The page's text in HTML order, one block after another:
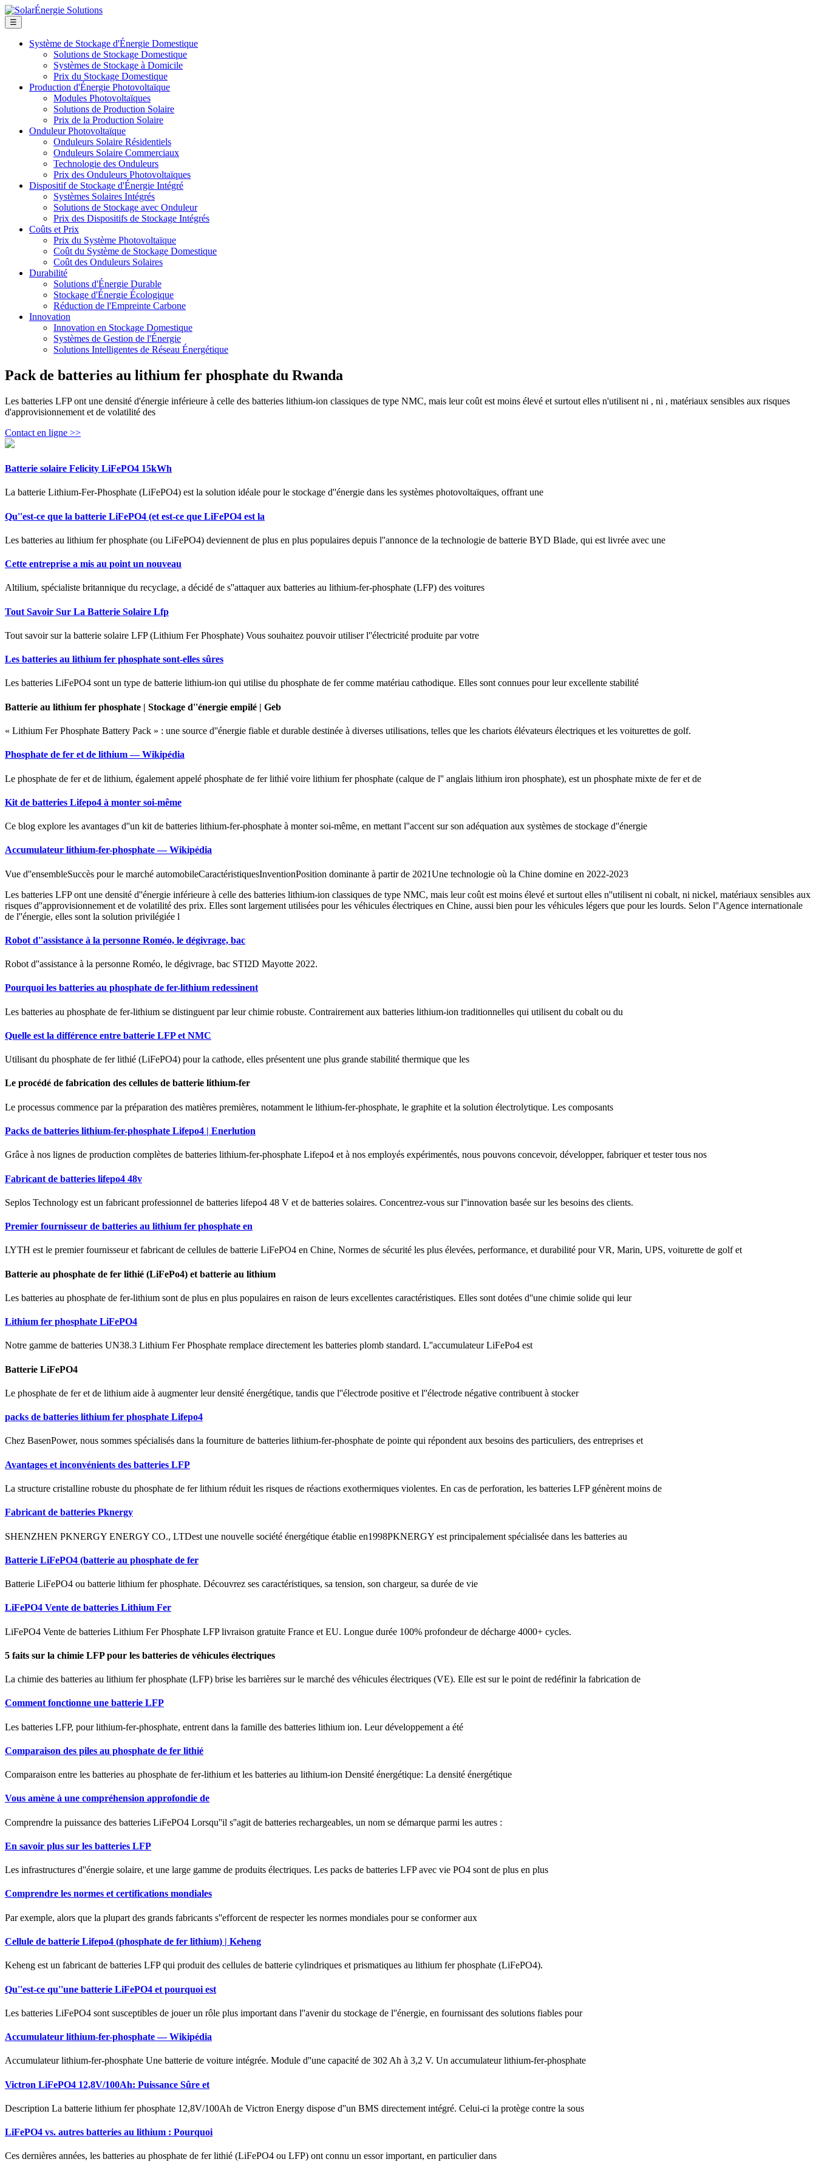
☰
Système de Stockage d'Énergie Domestique
Solutions de Stockage Domestique
Systèmes de Stockage à Domicile
Prix du Stockage Domestique
Production d'Énergie Photovoltaïque
Modules Photovoltaïques
Solutions de Production Solaire
Prix de la Production Solaire
Onduleur Photovoltaïque
Onduleurs Solaire Résidentiels
Onduleurs Solaire Commerciaux
Technologie des Onduleurs
Prix des Onduleurs Photovoltaïques
Dispositif de Stockage d'Énergie Intégré
Systèmes Solaires Intégrés
Solutions de Stockage avec Onduleur
Prix des Dispositifs de Stockage Intégrés
Coûts et Prix
Prix du Système Photovoltaïque
Coût du Système de Stockage Domestique
Coût des Onduleurs Solaires
Durabilité
Solutions d'Énergie Durable
Stockage d'Énergie Écologique
Réduction de l'Empreinte Carbone
Innovation
Innovation en Stockage Domestique
Systèmes de Gestion de l'Énergie
Solutions Intelligentes de Réseau Énergétique
Pack de batteries au lithium fer phosphate du Rwanda
Les batteries LFP ont une densité d'énergie inférieure à celle des batteries lithium-ion classiques de type NMC, mais leur coût est moins élevé et surtout elles n'utilisent ni , ni , matériaux sensibles aux risques
d'approvisionnement et de volatilité des
Contact en ligne >>
Batterie solaire Felicity LiFePO4 15kWh
La batterie Lithium-Fer-Phosphate (LiFePO4) est la solution idéale pour le stockage d''énergie dans les systèmes photovoltaïques, offrant une
Qu''est-ce que la batterie LiFePO4 (et est-ce que LiFePO4 est la
Les batteries au lithium fer phosphate (ou LiFePO4) deviennent de plus en plus populaires depuis l''annonce de la technologie de batterie BYD Blade, qui est livrée avec une
Cette entreprise a mis au point un nouveau
Altilium, spécialiste britannique du recyclage, a décidé de s''attaquer aux batteries au lithium-fer-phosphate (LFP) des voitures
Tout Savoir Sur La Batterie Solaire Lfp
Tout savoir sur la batterie solaire LFP (Lithium Fer Phosphate) Vous souhaitez pouvoir utiliser l''électricité produite par votre
Les batteries au lithium fer phosphate sont-elles sûres
Les batteries LiFePO4 sont un type de batterie lithium-ion qui utilise du phosphate de fer comme matériau cathodique. Elles sont connues pour leur excellente stabilité
Batterie au lithium fer phosphate | Stockage d''énergie empilé | Geb
« Lithium Fer Phosphate Battery Pack » : une source d''énergie fiable et durable destinée à diverses utilisations, telles que les chariots élévateurs électriques et les voiturettes de golf.
Phosphate de fer et de lithium — Wikipédia
Le phosphate de fer et de lithium, également appelé phosphate de fer lithié voire lithium fer phosphate (calque de l'' anglais lithium iron phosphate), est un phosphate mixte de fer et de
Kit de batteries Lifepo4 à monter soi-même
Ce blog explore les avantages d''un kit de batteries lithium-fer-phosphate à monter soi-même, en mettant l''accent sur son adéquation aux systèmes de stockage d''énergie
Accumulateur lithium-fer-phosphate — Wikipédia
Vue d''ensembleSuccès pour le marché automobileCaractéristiquesInventionPosition dominante à partir de 2021Une technologie où la Chine domine en 2022-2023
Les batteries LFP ont une densité d''énergie inférieure à celle des batteries lithium-ion classiques de type NMC, mais leur coût est moins élevé et surtout elles n''utilisent ni cobalt, ni nickel, matériaux sensibles aux
risques d''approvisionnement et de volatilité des prix. Elles sont largement utilisées pour les véhicules électriques en Chine, aussi bien pour les véhicules légers que pour les lourds. Selon l''Agence internationale
de l''énergie, elles sont la solution privilégiée l
Robot d''assistance à la personne Roméo, le dégivrage, bac
Robot d''assistance à la personne Roméo, le dégivrage, bac STI2D Mayotte 2022.
Pourquoi les batteries au phosphate de fer-lithium redessinent
Les batteries au phosphate de fer-lithium se distinguent par leur chimie robuste. Contrairement aux batteries lithium-ion traditionnelles qui utilisent du cobalt ou du
Quelle est la différence entre batterie LFP et NMC
Utilisant du phosphate de fer lithié (LiFePO4) pour la cathode, elles présentent une plus grande stabilité thermique que les
Le procédé de fabrication des cellules de batterie lithium-fer
Le processus commence par la préparation des matières premières, notamment le lithium-fer-phosphate, le graphite et la solution électrolytique. Les composants
Packs de batteries lithium-fer-phosphate Lifepo4 | Enerlution
Grâce à nos lignes de production complètes de batteries lithium-fer-phosphate Lifepo4 et à nos employés expérimentés, nous pouvons concevoir, développer, fabriquer et tester tous nos
Fabricant de batteries lifepo4 48v
Seplos Technology est un fabricant professionnel de batteries lifepo4 48 V et de batteries solaires. Concentrez-vous sur l''innovation basée sur les besoins des clients.
Premier fournisseur de batteries au lithium fer phosphate en
LYTH est le premier fournisseur et fabricant de cellules de batterie LiFePO4 en Chine, Normes de sécurité les plus élevées, performance, et durabilité pour VR, Marin, UPS, voiturette de golf et
Batterie au phosphate de fer lithié (LiFePo4) et batterie au lithium
Les batteries au phosphate de fer-lithium sont de plus en plus populaires en raison de leurs excellentes caractéristiques. Elles sont dotées d''une chimie solide qui leur
Lithium fer phosphate LiFePO4
Notre gamme de batteries UN38.3 Lithium Fer Phosphate remplace directement les batteries plomb standard. L''accumulateur LiFePo4 est
Batterie LiFePO4
Le phosphate de fer et de lithium aide à augmenter leur densité énergétique, tandis que l''électrode positive et l''électrode négative contribuent à stocker
packs de batteries lithium fer phosphate Lifepo4
Chez BasenPower, nous sommes spécialisés dans la fourniture de batteries lithium-fer-phosphate de pointe qui répondent aux besoins des particuliers, des entreprises et
Avantages et inconvénients des batteries LFP
La structure cristalline robuste du phosphate de fer lithium réduit les risques de réactions exothermiques violentes. En cas de perforation, les batteries LFP génèrent moins de
Fabricant de batteries Pknergy
SHENZHEN PKNERGY ENERGY CO., LTDest une nouvelle société énergétique établie en1998PKNERGY est principalement spécialisée dans les batteries au
Batterie LiFePO4 (batterie au phosphate de fer
Batterie LiFePO4 ou batterie lithium fer phosphate. Découvrez ses caractéristiques, sa tension, son chargeur, sa durée de vie
LiFePO4 Vente de batteries Lithium Fer
LiFePO4 Vente de batteries Lithium Fer Phosphate LFP livraison gratuite France et EU. Longue durée 100% profondeur de décharge 4000+ cycles.
5 faits sur la chimie LFP pour les batteries de véhicules électriques
La chimie des batteries au lithium fer phosphate (LFP) brise les barrières sur le marché des véhicules électriques (VE). Elle est sur le point de redéfinir la fabrication de
Comment fonctionne une batterie LFP
Les batteries LFP, pour lithium-fer-phosphate, entrent dans la famille des batteries lithium ion. Leur développement a été
Comparaison des piles au phosphate de fer lithié
Comparaison entre les batteries au phosphate de fer-lithium et les batteries au lithium-ion Densité énergétique: La densité énergétique
Vous amène à une compréhension approfondie de
Comprendre la puissance des batteries LiFePO4 Lorsqu''il s''agit de batteries rechargeables, un nom se démarque parmi les autres :
En savoir plus sur les batteries LFP
Les infrastructures d''énergie solaire, et une large gamme de produits électriques. Les packs de batteries LFP avec vie PO4 sont de plus en plus
Comprendre les normes et certifications mondiales
Par exemple, alors que la plupart des grands fabricants s''efforcent de respecter les normes mondiales pour se conformer aux
Cellule de batterie Lifepo4 (phosphate de fer lithium) | Keheng
Keheng est un fabricant de batteries LFP qui produit des cellules de batterie cylindriques et prismatiques au lithium fer phosphate (LiFePO4).
Qu''est-ce qu''une batterie LiFePO4 et pourquoi est
Les batteries LiFePO4 sont susceptibles de jouer un rôle plus important dans l''avenir du stockage de l''énergie, en fournissant des solutions fiables pour
Accumulateur lithium-fer-phosphate — Wikipédia
Accumulateur lithium-fer-phosphate Une batterie de voiture intégrée. Module d''une capacité de 302 Ah à 3,2 V. Un accumulateur lithium-fer-phosphate
Victron LiFePO4 12,8V/100Ah: Puissance Sûre et
Description La batterie lithium fer phosphate 12,8V/100Ah de Victron Energy dispose d''un BMS directement intégré. Celui-ci la protège contre la sous
LiFePO4 vs. autres batteries au lithium : Pourquoi
Ces dernières années, les batteries au phosphate de fer lithié (LiFePO4 ou LFP) ont connu un essor important, en particulier dans